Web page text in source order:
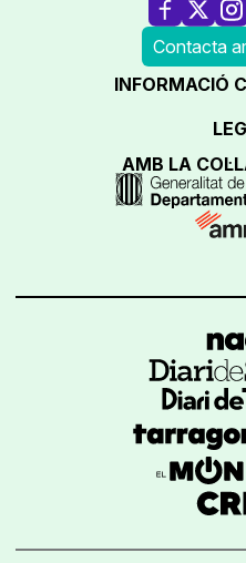
Contacta
INFORMACIÓ
AMB LA